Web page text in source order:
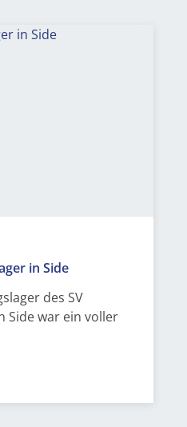
in Side
des SV
Side war ein voller